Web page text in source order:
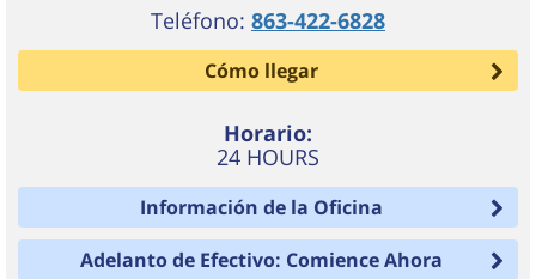
Teléfono: 863-422-6828
Cómo llegar
Horario:
24 HOURS
Información de la Oficina
Adelanto de Efectivo: Comience Ahora